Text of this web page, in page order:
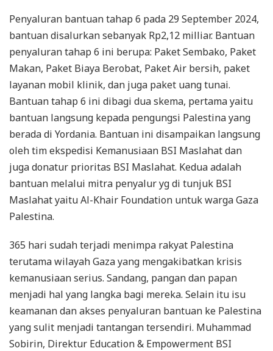
Penyaluran bantuan tahap 6 pada 29 September 2024,
bantuan disalurkan sebanyak Rp2,12 milliar. Bantuan
penyaluran tahap 6 ini berupa: Paket Sembako, Paket
Makan, Paket Biaya Berobat, Paket Air bersih, paket
layanan mobil klinik, dan juga paket uang tunai.
Bantuan tahap 6 ini dibagi dua skema, pertama yaitu
bantuan langsung kepada pengungsi Palestina yang
berada di Yordania. Bantuan ini disampaikan langsung
oleh tim ekspedisi Kemanusiaan BSI Maslahat dan
juga donatur prioritas BSI Maslahat. Kedua adalah
bantuan melalui mitra penyalur yg di tunjuk BSI
Maslahat yaitu Al-Khair Foundation untuk warga Gaza
Palestina.
365 hari sudah terjadi menimpa rakyat Palestina
terutama wilayah Gaza yang mengakibatkan krisis
kemanusiaan serius. Sandang, pangan dan papan
menjadi hal yang langka bagi mereka. Selain itu isu
keamanan dan akses penyaluran bantuan ke Palestina
yang sulit menjadi tantangan tersendiri. Muhammad
Sobirin, Direktur Education & Empowerment BSI